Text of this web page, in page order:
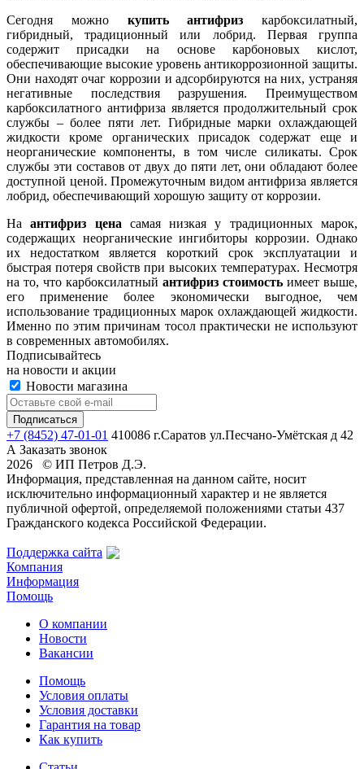
Сегодня можно купить антифриз карбоксилатный,
гибридный, традиционный или лобрид. Первая группа
содержит присадки на основе карбоновых кислот,
обеспечивающие высокие уровень антикоррозионной защиты.
Они находят очаг коррозии и адсорбируются на них, устраняя
негативные последствия разрушения. Преимуществом
карбоксилатного антифриза является продолжительный срок
службы – более пяти лет. Гибридные марки охлаждающей
жидкости кроме органических присадок содержат еще и
неорганические компоненты, в том числе силикаты. Срок
службы эти составов от двух до пяти лет, они обладают более
доступной ценой. Промежуточным видом антифриза является
лобрид, обеспечивающий хорошую защиту от коррозии.
Наантифриз цена самая низкая у традиционных марок,
содержащих неорганические ингибиторы коррозии. Однако
их недостатком является короткий срок эксплуатации и
быстрая потеря свойств при высоких температурах. Несмотря
на то, что карбоксилатный антифриз стоимость имеет выше,
его применение более экономически выгодное, чем
использование традиционных марок охлаждающей жидкости.
Именно по этим причинам тосол практически не используют
в современных автомобилях.
Подписывайтесь
на новости и акции
Новости магазина
+7 (8452) 47-01-01 410086 г.Саратов ул.Песчано-Умётская д 42
А Заказать звонок
2026 © ИП Петров Д.Э.
Информация, представленная на данном сайте, носит
исключительно информационный характер и не является
публичной офертой, определяемой положениями статьи 437
Гражданского кодекса Российской Федерации.
Поддержка сайта
Компания
Информация
Помощь
О компании
Новости
Вакансии
Помощь
Условия оплаты
Условия доставки
Гарантия на товар
Как купить